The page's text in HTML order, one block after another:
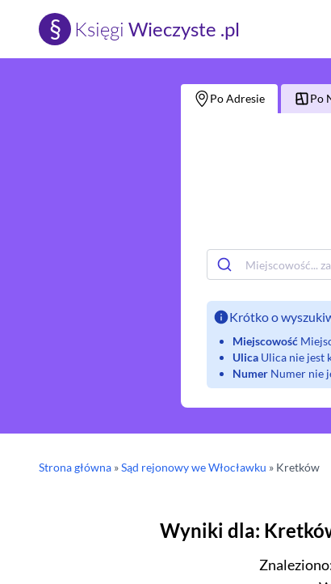
§ Księgi Wieczyste .pl
Po Adresie Po
Krótko o
Miejscowość
Ulica Ulica nie jest
Numer Numer nie
Strona główna »Sąd rejonowywe Włocławku » Kretków
Wyniki dla:
Znaleziono